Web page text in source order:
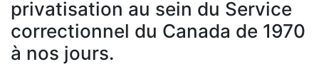
privatisation au sein du Service
correctionnel du Canada de 1970
à nos jours.